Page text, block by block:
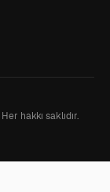
Her hakkı saklıdır.